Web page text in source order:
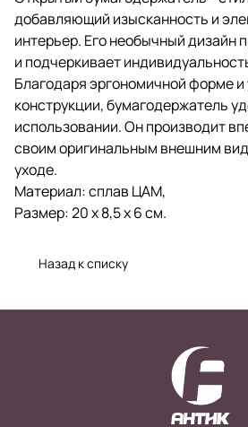
добавляющий изысканность и
интерьер. Его необычный дизайн
и подчеркивает
Благодаря эргономичной форме и
конструкции, бумагодержатель
использовании. Он производит
своим оригинальным внешним
уходе.
Материал: сплав ЦАМ,
Размер: 20 х 8,5 х 6 см.
Назад к списку